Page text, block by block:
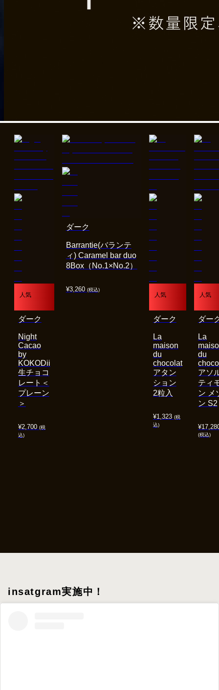
人気
¥2,700 (税
込)
Night
Cacao
by
KOKODii
生チョコ
レート＜
プレーン
＞
ダーク
¥3,260 (税込)
Barrantie(バランテ
ィ) Caramel bar duo
8Box（No.1×No.2）
ダーク
人気
¥1,323 (税
込)
La
maison
du
chocolat
アタン
ション
2粒入
ダーク
人気
¥
(税込)
La
du
アソ
ティ
ン メ
ン S2
ダー
insatgram実施中！